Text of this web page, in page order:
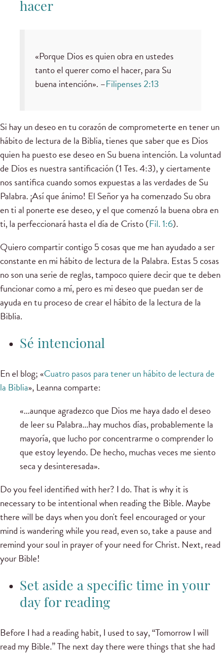
hacer
«Porque Dios es quien obra en ustedes
tanto el querer como el hacer, para Su
buena intención». –Filipenses 2:13
Si hay un deseo en tu corazón de comprometerte en tener un
hábito de lectura de la Biblia, tienes que saber que es Dios
quien ha puesto ese deseo en Su buena intención. La voluntad
de Dios es nuestra santificación (1 Tes. 4:3), y ciertamente
nos santifica cuando somos expuestas a las verdades de Su
Palabra. ¡Así que ánimo! El Señor ya ha comenzado Su obra
en ti al ponerte ese deseo, y el que comenzó la buena obra en
ti, la perfeccionará hasta el día de Cristo (Fil. 1:6).
Quiero compartir contigo 5 cosas que me han ayudado a ser
constante en mi hábito de lectura de la Palabra. Estas 5 cosas
no son una serie de reglas, tampoco quiere decir que te deben
funcionar como a mí, pero es mi deseo que puedan ser de
ayuda en tu proceso de crear el hábito de la lectura de la
Biblia.
Sé intencional
En el blog; «Cuatro pasos para tener un hábito de lectura de
la Biblia», Leanna comparte:
«...aunque agradezco que Dios me haya dado el deseo
de leer su Palabra...hay muchos días, probablemente la
mayoría, que lucho por concentrarme o comprender lo
que estoy leyendo. De hecho, muchas veces me siento
seca y desinteresada».
Do you feel identified with her? I do.That is why it is
necessary to be intentional when reading the Bible. Maybe
there will be days when you don't feel encouraged or your
mind is wandering while you read, even so, take a pause and
remind your soul in prayer of your need for Christ. Next, read
your Bible!
Set aside a specific time in your
day for reading
Before I had a reading habit, I used to say, “Tomorrow I will
read my Bible.”The next day there were things that she had